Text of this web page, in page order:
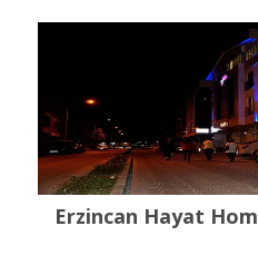
Erzincan Hayat